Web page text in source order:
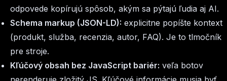
odpovede kopírujú spôsob, akým sa pýtajú ľudia aj AI.
Schema markup (JSON-LD): explicitne popíšte kontext
(produkt, služba, recenzia, autor, FAQ). Je to tlmočník
pre stroje.
Kľúčový obsah bez JavaScript bariér: veľa botov